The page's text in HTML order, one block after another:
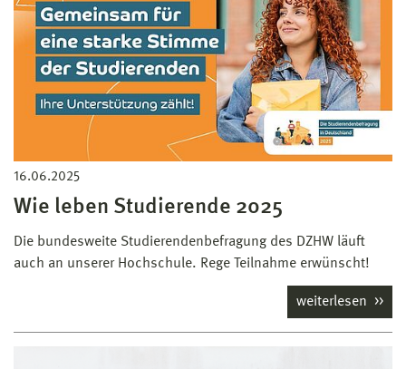
16.06.2025
Wie leben Studierende 2025
Die bundesweite Studierendenbefragung des DZHW läuft
auch an unserer Hochschule. Rege Teilnahme erwünscht!
weiterlesen